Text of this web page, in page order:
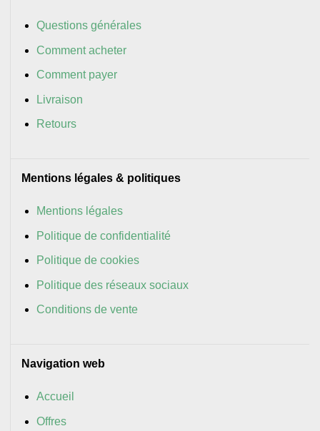
Questions générales
Comment acheter
Comment payer
Livraison
Retours
Mentions légales & politiques
Mentions légales
Politique de confidentialité
Politique de cookies
Politique des réseaux sociaux
Conditions de vente
Navigation web
Accueil
Offres